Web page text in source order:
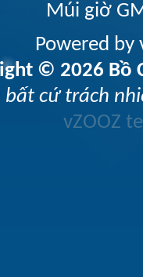
Múi giờ
Powered
© 2026 Bồ
bất cứ trách
vZOOZ